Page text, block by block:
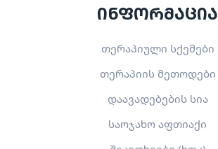
ინფორმაცია
თერაპიული სქემები
თერაპიის მეთოდები
დაავადებების სია
საოჯახო აფთიაქი